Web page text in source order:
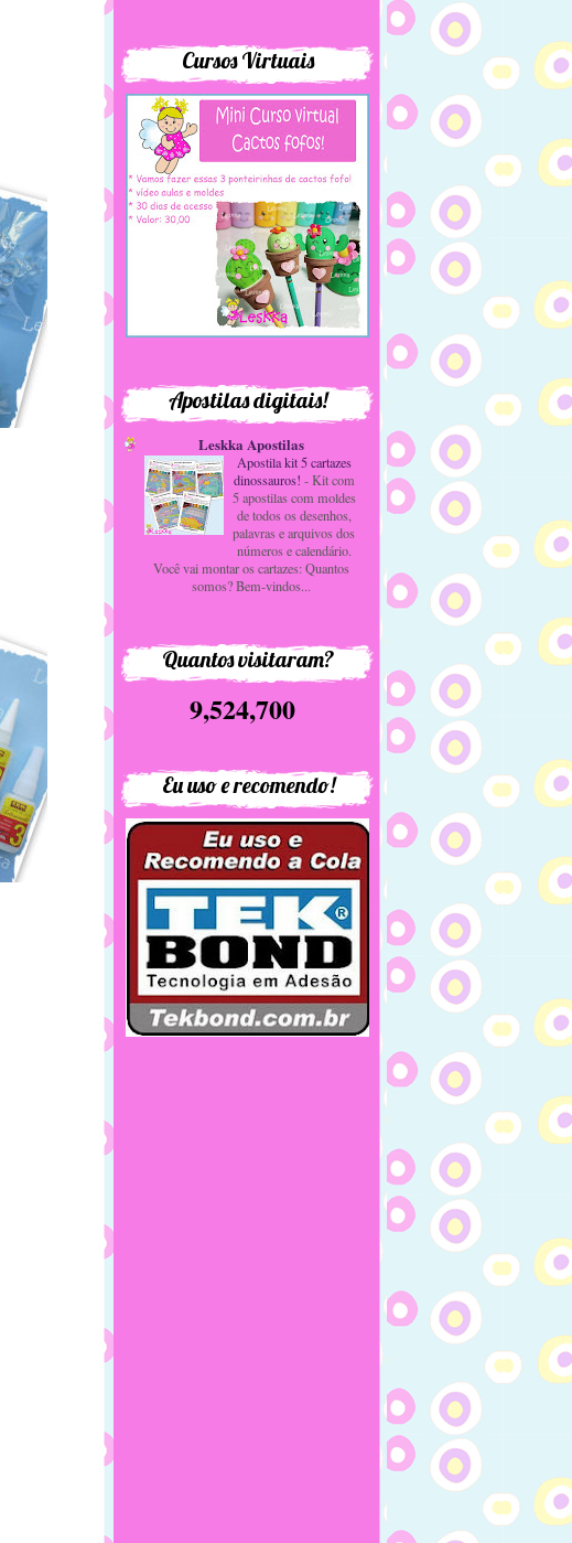
Cursos Virtuais
Apostilas digitais!
Leskka Apostilas
Apostila kit 5 cartazes
dinossauros! -Kit com
5 apostilas com moldes
de todos os desenhos,
palavras e arquivos dos
números e calendário.
Você vai montar os cartazes: Quantos
somos? Bem-vindos...
Quantos visitaram?
9,524,700
Eu uso e recomendo!